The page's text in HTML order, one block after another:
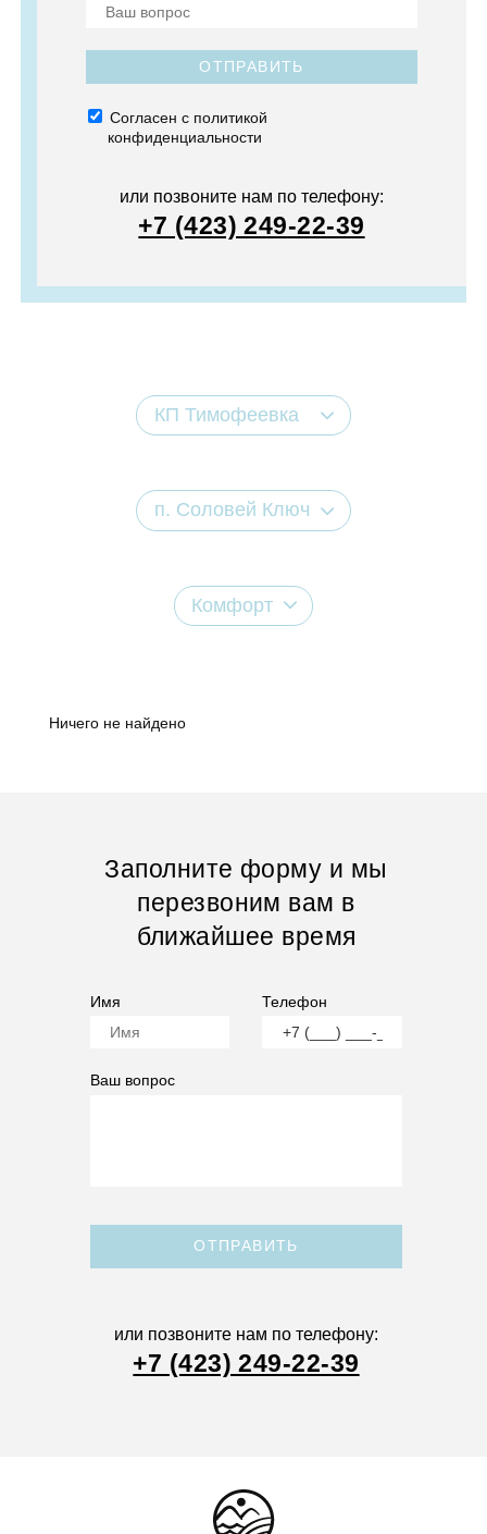
ОТПРАВИТЬ
Согласен с политикой
конфиденциальности
или позвоните нам по телефону:
+7 (423) 249-22-39
КП Тимофеевка
п. Соловей Ключ
Комфорт
Ничего не найдено
Заполните форму и мы
перезвоним вам в
ближайшее время
Имя Телефон
Ваш вопрос
ОТПРАВИТЬ
или позвоните нам по телефону:
+7 (423) 249-22-39